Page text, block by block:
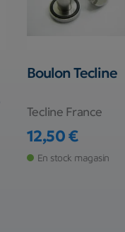
Boulon Tecline
Tecline France
Prix
12,50 €
En stock magasin